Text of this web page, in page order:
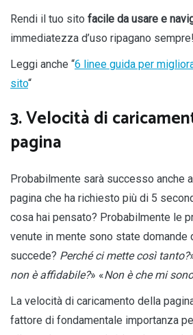
Rendi il tuo sito facile da usare e
immediatezza d’uso ripagano sempre!
Leggi anche “6 linee guida per
sito“
3. Velocità di
pagina
Probabilmente sarà successo anche
pagina che ha richiesto più di 5
cosa hai pensato? Probabilmente le
venute in mente sono state domande
succede? Perché ci mette così tanto?
non è affidabile?» «Non è che mi
La velocità di caricamento della
fattore di fondamentale importanza